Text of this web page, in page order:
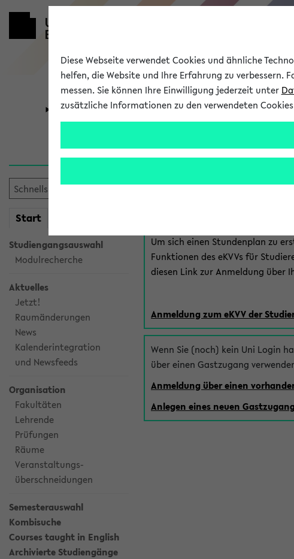
Universität Forschung
Start
Studiengangsauswahl
Modulrecherche
Aktuelles
Jetzt!
Raumänderungen
News
Kalenderintegration
und Newsfeeds
Organisation
Fakultäten
Lehrende
Prüfungen
Räume
Veranstaltungs-
überschneidungen
Semesterauswahl
Kombisuche
Courses taught in English
Archivierte Studiengänge
Anmeldung am
Es gibt mehrere Möglichkeiten zur
Um sich einen Stundenplan zu
Funktionen des eKVVs für
diesen Link zur Anmeldung über
Anmeldung zum eKVV der
Wenn Sie (noch) kein Uni Login
über einen Gastzugang
Anmeldung über einen
Anlegen eines neuen
Diese Webseite verwendet Cookies und ähnliche
helfen, die Website und Ihre Erfahrung zu verbessern.
messen. Sie können Ihre Einwilligung jederzeit unter
zusätzliche Informationen zu den verwendeten